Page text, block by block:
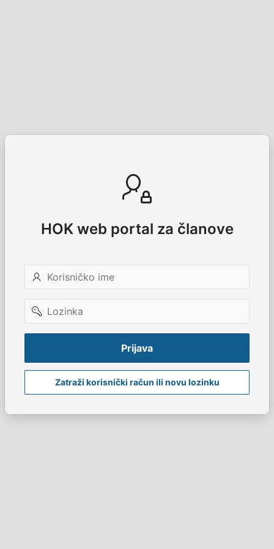
HOK web portal za članove
Korisničko
ime
Lozinka
Prijava
Zatraži korisnički račun ili novu lozinku